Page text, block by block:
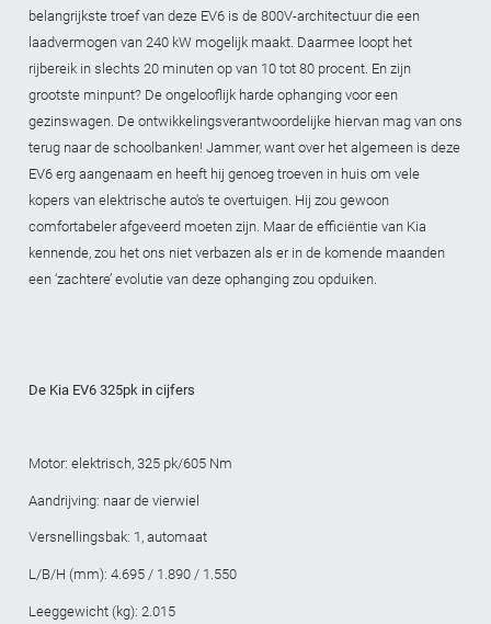
belangrijkste troef van deze EV6 is de 800V-architectuur die een
laadvermogen van 240 kW mogelijk maakt. Daarmee loopt het
rijbereik in slechts 20 minuten op van 10 tot 80 procent. En zijn
grootste minpunt? De ongelooflijk harde ophanging voor een
gezinswagen. De ontwikkelingsverantwoordelijke hiervan mag van ons
terug naar de schoolbanken! Jammer, want over het algemeen is deze
EV6 erg aangenaam en heeft hij genoeg troeven in huis om vele
kopers van elektrische auto's te overtuigen. Hij zou gewoon
comfortabeler afgeveerd moeten zijn. Maar de efficiëntie van Kia
kennende, zou het ons niet verbazen als er in de komende maanden
een ‘zachtere’ evolutie van deze ophanging zou opduiken.
De Kia EV6 325pk in cijfers
Motor: elektrisch, 325 pk/605 Nm
Aandrijving: naar de vierwiel
Versnellingsbak: 1, automaat
L/B/H (mm): 4.695 / 1.890 / 1.550
Leeggewicht (kg): 2.015